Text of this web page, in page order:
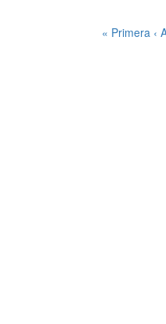
« Primera ‹